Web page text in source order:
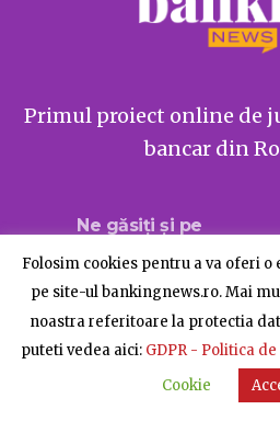
Primul proiect online de
bancar din
Ne găsiți și pe
© BankingNews - Toate
Despre BankingNews
Folosim cookies pentru a va oferi
pe site-ul bankingnews.ro. Mai
noastra referitoare la protectia
puteti vedea aici: GDPR - Politica
Cookie